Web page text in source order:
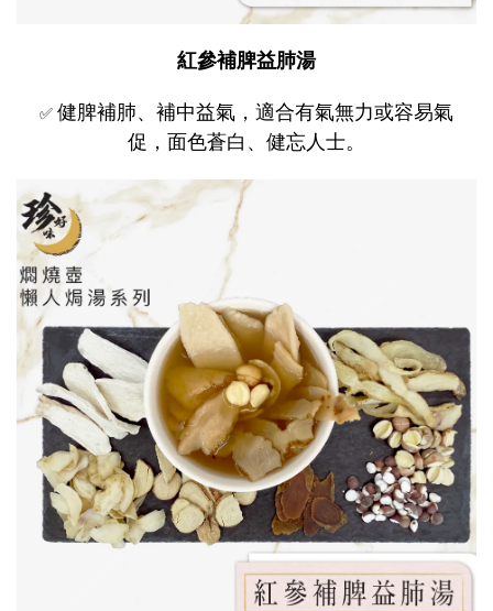
紅參補脾益肺湯
✅ 健脾補肺、補中益氣，適合有氣無力或容易氣
促，面色蒼白、健忘人士。